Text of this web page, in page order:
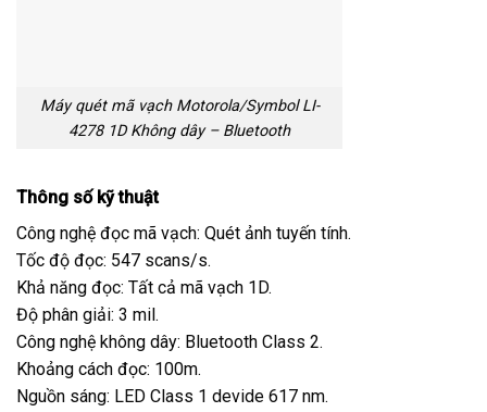
Máy quét mã vạch Motorola/Symbol LI-
4278 1D Không dây – Bluetooth
Thông số kỹ thuật
Công nghệ đọc mã vạch: Quét ảnh tuyến tính.
Tốc độ đọc: 547 scans/s.
Khả năng đọc: Tất cả mã vạch 1D.
Độ phân giải: 3 mil.
Công nghệ không dây: Bluetooth Class 2.
Khoảng cách đọc: 100m.
Nguồn sáng: LED Class 1 devide 617 nm.